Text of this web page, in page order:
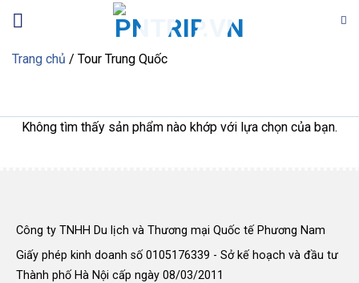
qua
Trang chủ / Tour Trung Quốc
Không tìm thấy sản phẩm nào khớp với lựa chọn của bạn.
Công ty TNHH Du lịch và Thương mại Quốc tế Phương Nam
Giấy phép kinh doanh số 0105176339 - Sở kế hoạch và đầu tư
Thành phố Hà Nội cấp ngày 08/03/2011